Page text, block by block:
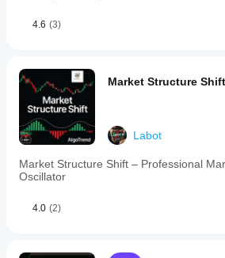
4.6 (3)
Market Structure Shift
Labot
Market Structure Shift – Professional
Oscillator
4.0 (2)